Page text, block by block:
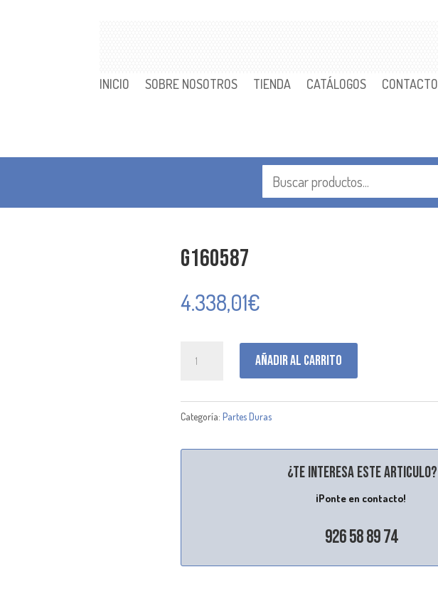
INICIO SOBRE NOSOTROS TIENDA CATÁLOGOS CONTACTO
G160587
4.338,01€
Añadir al carrito
Categoría: Partes Duras
¿Te interesa este articulo?
¡Ponte en contacto!
926 58 89 74